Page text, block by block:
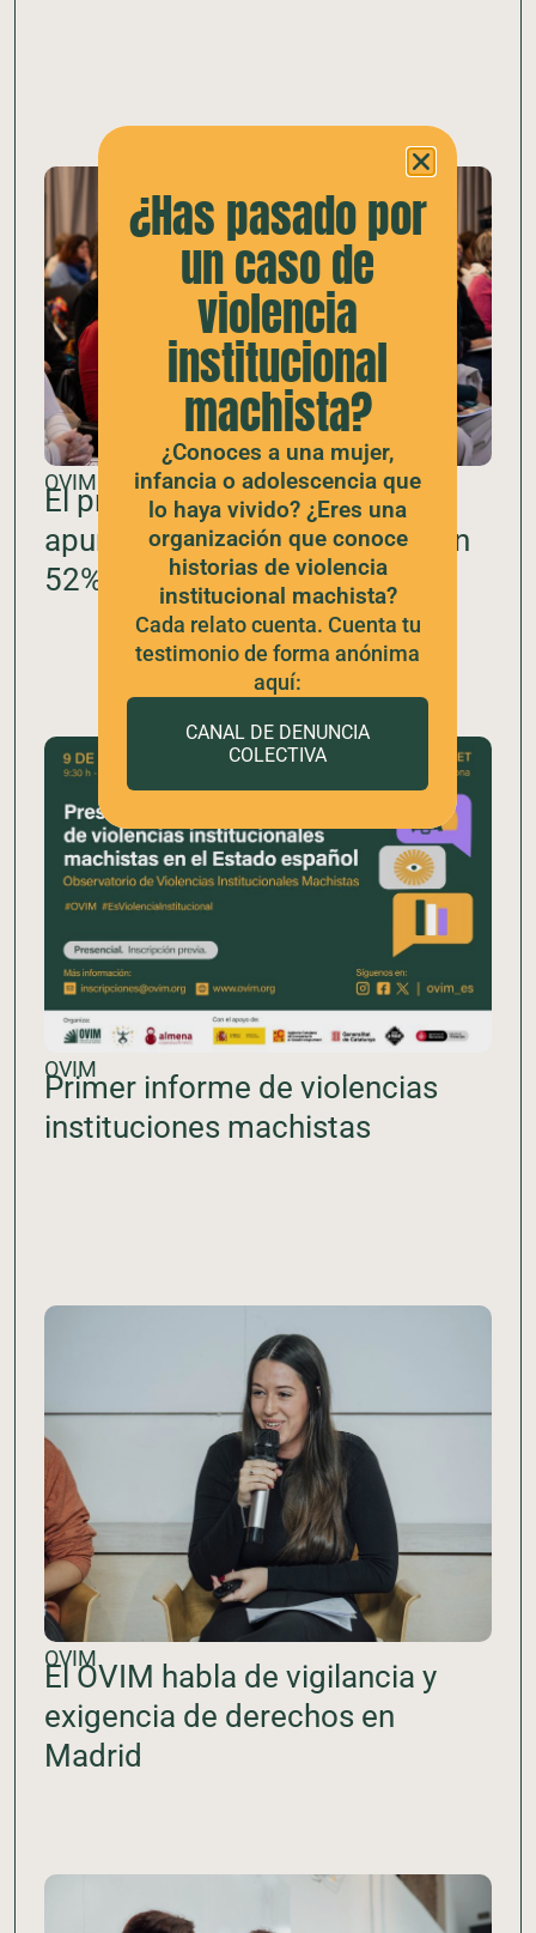
OVIM
El primer informe del OVIM
apunta al sector judicial con un
52% de los casos
OVIM
Primer informe de violencias
instituciones machistas
OVIM
El OVIM habla de vigilancia y
exigencia de derechos en
Madrid
¿Has pasado por
un caso de
violencia
institucional
machista?
¿Conoces a una mujer,
infancia o adolescencia que
lo haya vivido? ¿Eres una
organización que conoce
historias de violencia
institucional machista?
Cada relato cuenta. Cuenta tu
testimonio de forma anónima
aquí:
CANAL DE DENUNCIA
COLECTIVA